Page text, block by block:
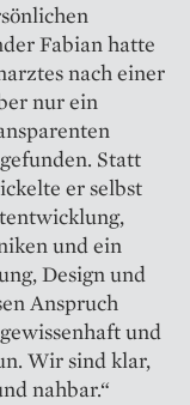
Fabian hatte
nach einer
nur ein
Statt
er selbst
und ein
Design und
Anspruch
und
Wir sind klar,
nahbar.“